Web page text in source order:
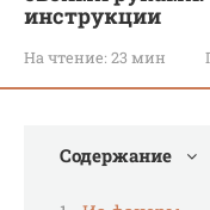
инструкции
На чтение: 23 мин
Содержание